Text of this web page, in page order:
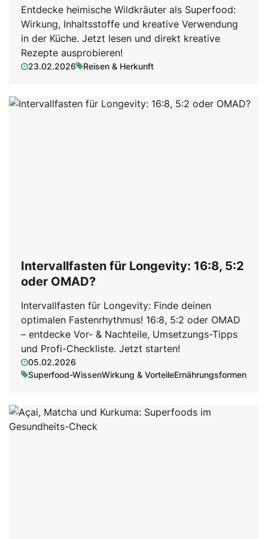
Entdecke heimische Wildkräuter als Superfood:
Wirkung, Inhaltsstoffe und kreative Verwendung
in der Küche. Jetzt lesen und direkt kreative
Rezepte ausprobieren!
23.02.2026 Reisen & Herkunft
Intervallfasten für Longevity: 16:8, 5:2
oder OMAD?
Intervallfasten für Longevity: Finde deinen
optimalen Fastenrhythmus! 16:8, 5:2 oder OMAD
– entdecke Vor- & Nachteile, Umsetzungs-Tipps
und Profi-Checkliste. Jetzt starten!
05.02.2026
Superfood-WissenWirkung & VorteileErnährungsformen